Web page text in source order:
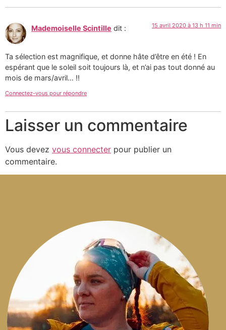
Mademoiselle Scintille dit : 15 avril 2020 à 13 h 11 min
Ta sélection est magnifique, et donne hâte d’être en été ! En
espérant que le soleil soit toujours là, et n’ai pas tout donné au
mois de mars/avril… !!
Connectez-vous pour répondre
Laisser un commentaire
Vous devez vous connecter pour publier un
commentaire.